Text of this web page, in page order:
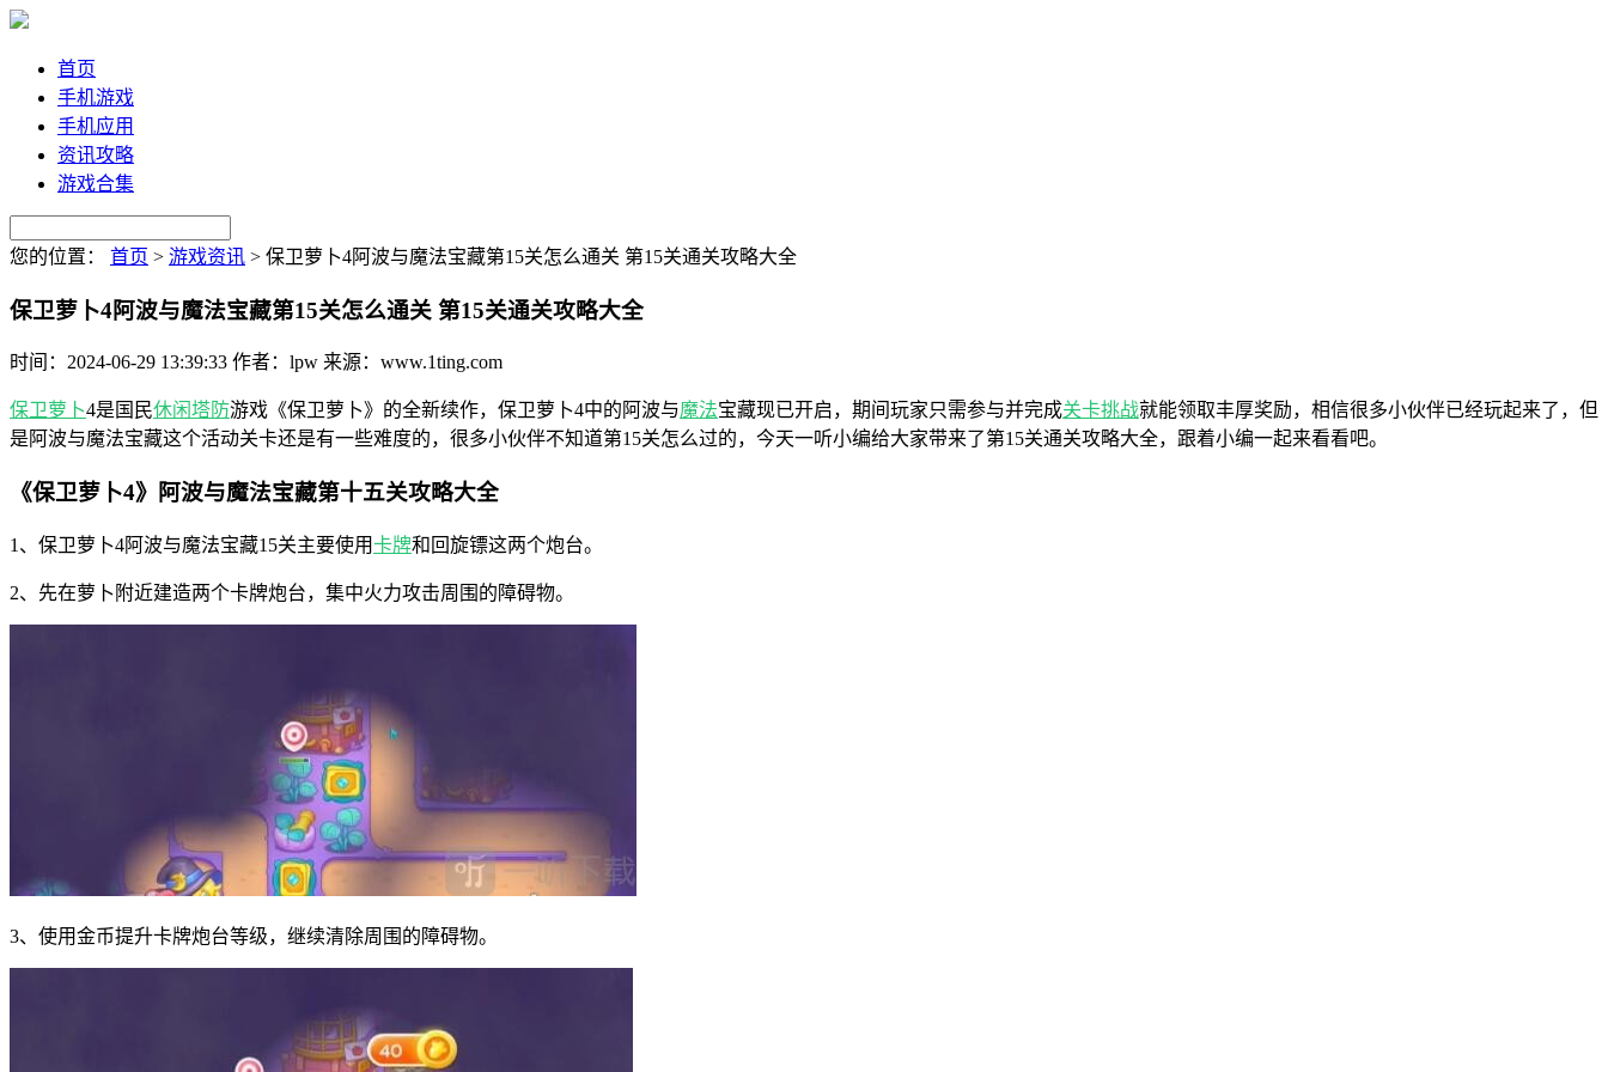
首页
手机游戏
手机应用
资讯攻略
游戏合集
您的位置： 首页 > 游戏资讯 > 保卫萝卜4阿波与魔法宝藏第15关怎么通关 第15关通关攻略大全
保卫萝卜4阿波与魔法宝藏第15关怎么通关 第15关通关攻略大全
时间：2024-06-29 13:39:33 作者：lpw 来源：www.1ting.com
保卫萝卜4是国民休闲塔防游戏《保卫萝卜》的全新续作，保卫萝卜4中的阿波与魔法宝藏现已开启，期间玩家只需参与并完成关卡挑战就能领取丰厚奖励，相信很多小伙伴已经玩起来了，但
是阿波与魔法宝藏这个活动关卡还是有一些难度的，很多小伙伴不知道第15关怎么过的，今天一听小编给大家带来了第15关通关攻略大全，跟着小编一起来看看吧。
《保卫萝卜4》阿波与魔法宝藏第十五关攻略大全
1、保卫萝卜4阿波与魔法宝藏15关主要使用卡牌和回旋镖这两个炮台。
2、先在萝卜附近建造两个卡牌炮台，集中火力攻击周围的障碍物。
3、使用金币提升卡牌炮台等级，继续清除周围的障碍物。